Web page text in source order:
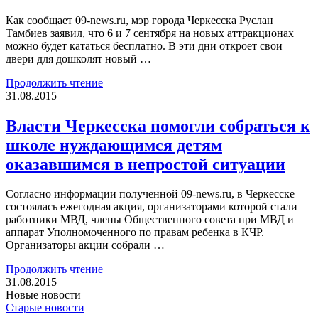
Как сообщает 09-news.ru, мэр города Черкесска Руслан
Тамбиев заявил, что 6 и 7 сентября на новых аттракционах
можно будет кататься бесплатно. В эти дни откроет свои
двери для дошколят новый …
Продолжить чтение
31.08.2015
Власти Черкесска помогли собраться к
школе нуждающимся детям
оказавшимся в непростой ситуации
Согласно информации полученной 09-news.ru, в Черкесске
состоялась ежегодная акция, организаторами которой стали
работники МВД, члены Общественного совета при МВД и
аппарат Уполномоченного по правам ребенка в КЧР.
Организаторы акции собрали …
Продолжить чтение
31.08.2015
Новые новости
Старые новости